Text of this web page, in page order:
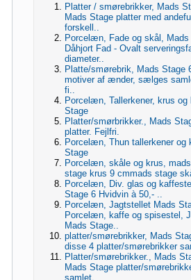
Platter / smørebrikker, Mads
Mads Stage platter med
forskell..
Porcelæn, Fade og skål, Mads
Dåhjort Fad - Ovalt
diameter..
Platte/smørebrik, Mads Stage
motiver af ænder, sælges
fi..
Porcelæn, Tallerkener, krus og
Stage
Platter/smørbrikker., Mads
platter. Fejlfri.
Porcelæn, Thun tallerkener og
Stage
Porcelæn, skåle og krus,
stage krus 9 cmmads stage
Porcelæn, Div. glas og
Stage 6 Hvidvin à 50,- ..
Porcelæn, Jagtstellet Mads
Porcelæn, kaffe og spisestel,
Mads Stage..
platter/smørebrikker, Mads
disse 4 platter/smørebrikker
Platter/smørebrikker., Mads
Mads Stage platter/
samlet.